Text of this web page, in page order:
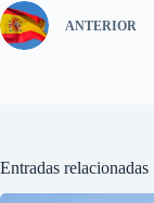
ANTERIOR
Entradas relacionadas